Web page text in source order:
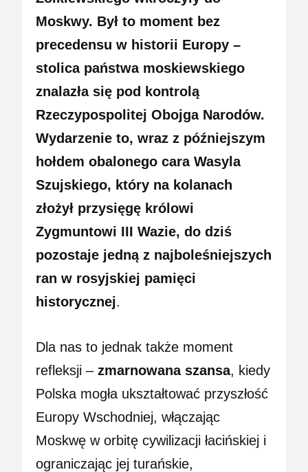
Moskwy. Był to moment bez
precedensu w historii Europy –
stolica państwa moskiewskiego
znalazła się pod kontrolą
Rzeczypospolitej Obojga Narodów.
Wydarzenie to, wraz z późniejszym
hołdem obalonego cara Wasyla
Szujskiego, który na kolanach
złożył przysięgę królowi
Zygmuntowi III Wazie, do dziś
pozostaje jedną z najboleśniejszych
ran w rosyjskiej pamięci
historycznej.
Dla nas to jednak także moment
refleksji –zmarnowana szansa, kiedy
Polska mogła ukształtować przyszłość
Europy Wschodniej, włączając
Moskwę w orbitę cywilizacji łacińskiej i
ograniczając jej turańskie,